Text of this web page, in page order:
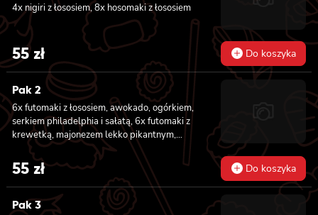
4x nigiri z łososiem, 8x hosomaki z łososiem
55zł Do koszyka
Pak 2
6x futomaki z łososiem, awokado, ogórkiem,
serkiem philadelphia i sałatą, 6x futomaki z
krewetką, majonezem lekko pikantnym,
ogórkiem i sałatą
55 zł Do koszyka
Pak 3